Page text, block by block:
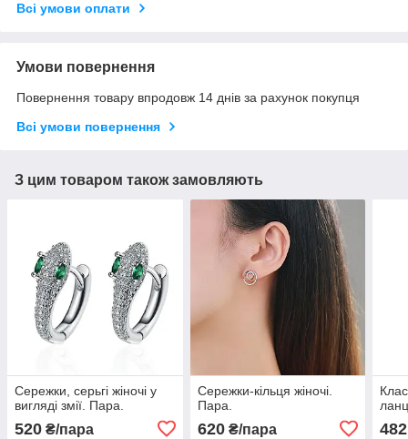
Всі умови оплати
Умови повернення
Повернення товару впродовж 14 днів за рахунок покупця
Всі умови повернення
З цим товаром також замовляють
Сережки, серьгі жіночі у
вигляді змії. Пара.
520 ₴/пара
Сережки-кільця жіночі.
Пара.
620₴/пара 482